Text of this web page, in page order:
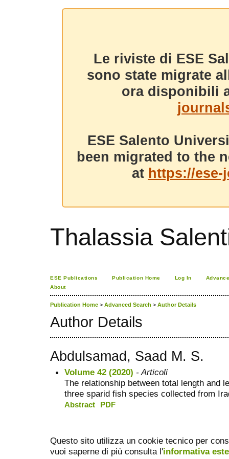
Le riviste di ESE
sono state migrate
ora disponibili
ESE Salento
been migrated to the
at https://
Thalassia
ESE Publications Publication Home Log In
About
Publication Home > Advanced Search > Author Details
Author Details
Abdulsamad, Saad M. S.
Volume 42 (2020) - Articoli
The relationship between total length and
three sparid fish species collected from
Abstract PDF
Questo sito utilizza un cookie tecnico per
vuoi saperne di più consulta l'informativa